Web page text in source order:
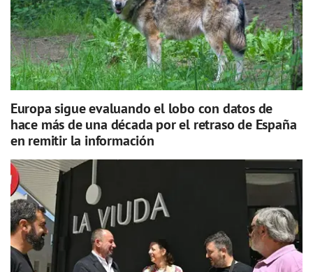
Europa sigue evaluando el lobo con datos de
hace más de una década por el retraso de España
en remitir la información